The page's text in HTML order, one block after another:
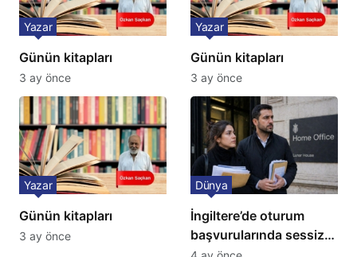
Günün kitapları
Yazar
3 ay önce
Günün kitapları
Yazar
3 ay önce
Günün kitapları
Yazar
3 ay önce
İngiltere’de oturum
başvurularında sessiz
Dünya